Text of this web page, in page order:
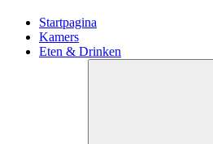
Startpagina
Kamers
Eten & Drinken